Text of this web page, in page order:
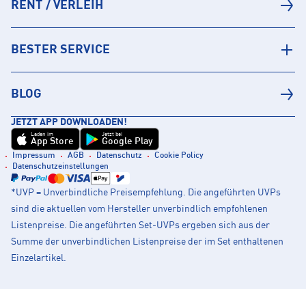
RENT / VERLEIH
BESTER SERVICE
BLOG
JETZT APP DOWNLOADEN!
Laden im
App Store
Jetzt bei
Google Play
Impressum AGB Datenschutz
Cookie Policy
Datenschutzeinstellungen
*UVP = Unverbindliche Preisempfehlung. Die angeführten UVPs
sind die aktuellen vom Hersteller unverbindlich empfohlenen
Listenpreise. Die angeführten Set-UVPs ergeben sich aus der
Summe der unverbindlichen Listenpreise der im Set enthaltenen
Einzelartikel.